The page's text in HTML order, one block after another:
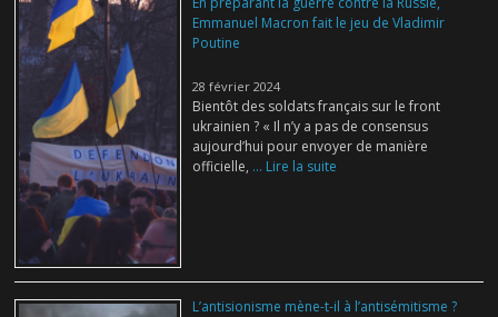
Emmanuel Macron fait le jeu de Vladimir
Poutine
28 février 2024
Bientôt des soldats français sur le front
ukrainien ? « Il n’y a pas de consensus
aujourd’hui pour envoyer de manière
officielle, ... Lire la suite
L’antisionisme mène-t-il à l’antisémitisme ?